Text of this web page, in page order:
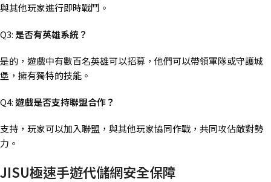
與其他玩家進行即時戰鬥。
Q3: 是否有英雄系統？
是的，遊戲中有數百名英雄可以招募，他們可以帶領軍隊或守護城
堡，擁有獨特的技能。
Q4:遊戲是否支持聯盟合作？
支持，玩家可以加入聯盟，與其他玩家協同作戰，共同攻佔敵對勢
力。
JISU極速手遊代儲網安全保障